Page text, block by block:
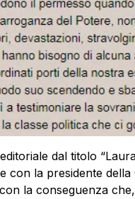
dal titolo
con la presidente
la conseguenza